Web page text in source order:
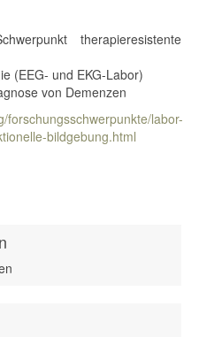
therapieresistente
(EEG- und EKG-Labor)
von Demenzen
forschungsschwerpunkte/labor-
bildgebung.html